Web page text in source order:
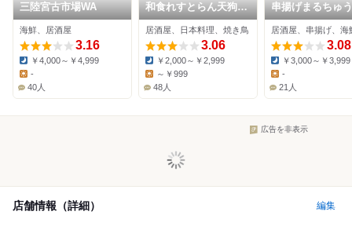
三陸宮古市場WA
海鮮、居酒屋
3.16
Dinner:
￥4,000～￥4,999
Lunch:
-
40人
和食れすとらん天狗
蕨店
居酒屋、日本料理、焼き鳥
3.06
Dinner:
￥2,000～￥2,999
Lunch:
～￥999
48人
串揚げまるちゅう
居酒屋、串揚げ、海
3.08
Dinner:
￥3,000～￥3,999
Lunch:
-
21人
広告を非表示
店舗情報（詳細） 編集